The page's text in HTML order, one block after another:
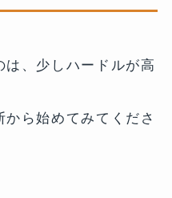
は、少しハードルが高
ら始めてみてくださ